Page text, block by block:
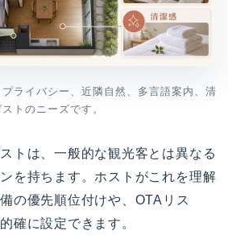
ライバシー、近隣自然、多言語案内、清
トのニーズです。
トは、一般的な観光客とは異なる
を持ちます。ホストがこれを理解
の優先順位付けや、OTAリス
確に設定できます。